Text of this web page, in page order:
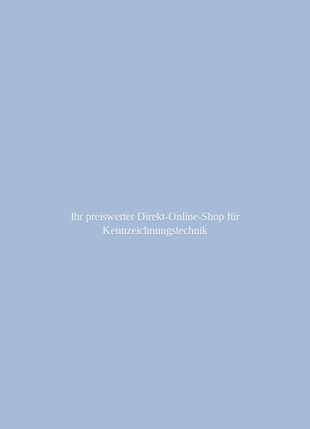
Ihr preiswerter Direkt-Online-Shop für
Kennzeichnungstechnik